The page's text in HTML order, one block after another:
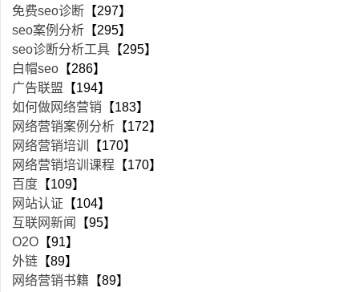
免费seo诊断 【297】
seo案例分析 【295】
seo诊断分析工具 【295】
白帽seo 【286】
广告联盟 【194】
如何做网络营销 【183】
网络营销案例分析 【172】
网络营销培训
【170】
网络营销培训课程 【170】
百度 【109】
网站认证 【104】
互联网新闻
【95】
O2O 【91】
外链 【89】
网络营销书籍 【89】